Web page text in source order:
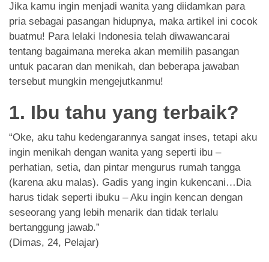
Hubungi Kami
Jika kamu ingin menjadi wanita yang diidamkan para
pria sebagai pasangan hidupnya, maka artikel ini cocok
buatmu! Para lelaki Indonesia telah diwawancarai
tentang bagaimana mereka akan memilih pasangan
untuk pacaran dan menikah, dan beberapa jawaban
tersebut mungkin mengejutkanmu!
1. Ibu tahu yang terbaik?
“Oke, aku tahu kedengarannya sangat inses, tetapi aku
ingin menikah dengan wanita yang seperti ibu –
perhatian, setia, dan pintar mengurus rumah tangga
(karena aku malas). Gadis yang ingin kukencani…Dia
harus tidak seperti ibuku – Aku ingin kencan dengan
seseorang yang lebih menarik dan tidak terlalu
bertanggung jawab.”
(Dimas, 24, Pelajar)